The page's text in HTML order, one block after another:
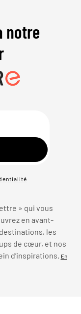
notre
» qui vous
en avant-
les
de cœur, et nos
d’inspirations.
En